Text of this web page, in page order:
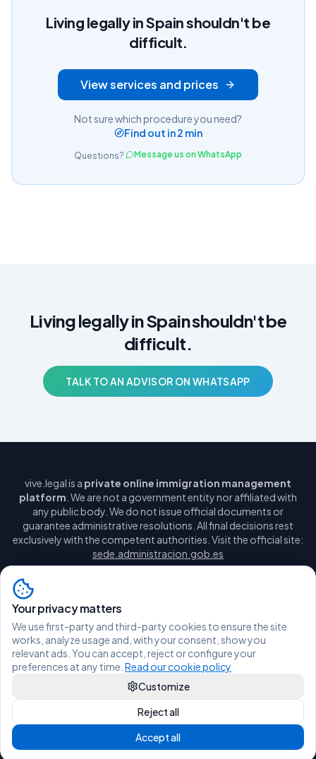
Living legally in Spain shouldn't be
difficult.
View services and prices
Not sure which procedure you need?
Find out in 2 min
Questions? Message us on WhatsApp
Living legally in Spain shouldn't be
difficult.
TALK TO AN ADVISOR ON WHATSAPP
vive.legal is a private online immigration management
platform . We are not a government entity nor affiliated with
any public body. We do not issue official documents or
guarantee administrative resolutions. All final decisions rest
exclusively with the competent authorities. Visit the official site:
sede.administracion.gob.es
Legal noticePrivacy policyCookie policyManage cookies
Terms and conditions
hola@vive.legal
WhatsApp
© 2026 Vive Legal - All rights reserved.
Your privacy matters
We use first-party and third-party cookies to ensure the site
works, analyze usage and, with your consent, show you
relevant ads. You can accept, reject or configure your
preferences at any time. Read our cookie policy
Customize
Reject all
Accept all